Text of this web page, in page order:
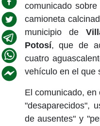
comunicado
camioneta
municipio de
Potosí, que de
cuatro
vehículo en el que
El comunicado, en
"desaparecidos",
de ausentes" y